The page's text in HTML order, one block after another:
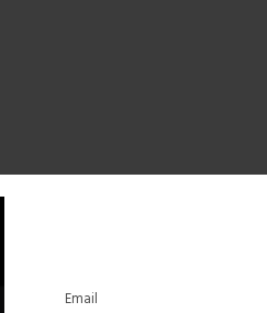
Email
24 Ιανουαρίου 2024
γνώμη σας ή να διατυπώνετε την